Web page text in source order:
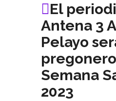
El
Antena 3
Pelayo
Semana
2023